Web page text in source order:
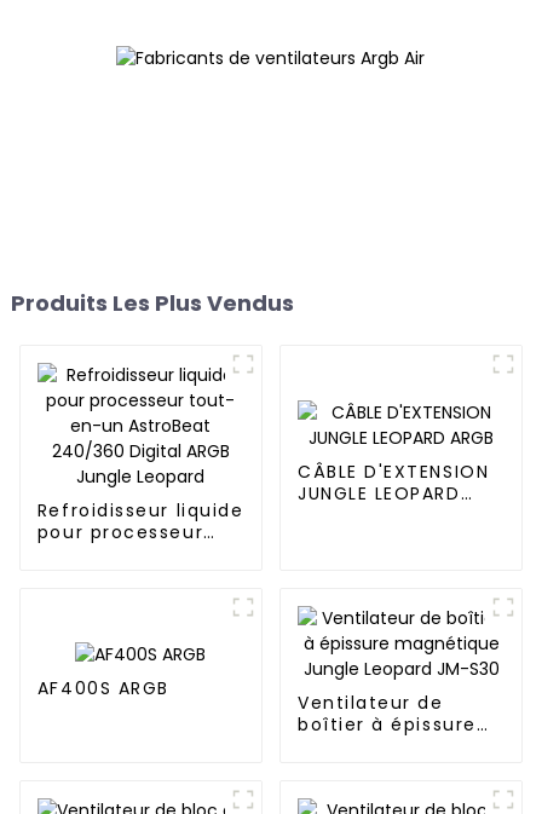
Produits Les Plus Vendus
Refroidisseur liquide
pour processeur
Digital ARGB Jungle
CÂBLE D'EXTENSION
JUNGLE LEOPARD
AF400S ARGB
Ventilateur de
boîtier à épissure